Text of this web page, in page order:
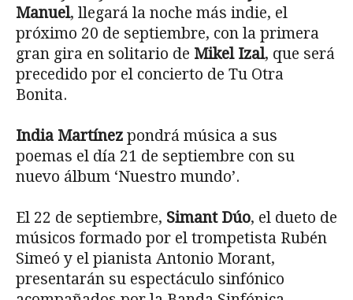
Manuel, llegará la noche más indie, el
próximo 20 de septiembre, con la primera
gran gira en solitario de Mikel Izal, que será
precedido por el concierto de Tu Otra
Bonita.
India Martínez pondrá música a sus
poemas el día 21 de septiembre con su
nuevo álbum ‘Nuestro mundo’.
El 22 de septiembre, Simant Dúo, el dueto de
músicos formado por el trompetista Rubén
Simeó y el pianista Antonio Morant,
presentarán su espectáculo sinfónico